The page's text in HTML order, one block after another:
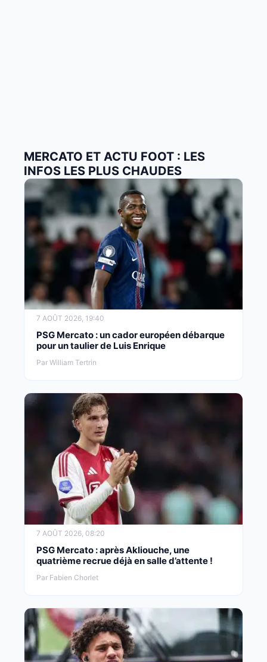
MERCATO ET ACTU FOOT : LES
INFOS LES PLUS CHAUDES
7 AOÛT 2026, 19:40
PSG Mercato : un cador européen débarque
pour un taulier de Luis Enrique
Par William Tertrin
7 AOÛT 2026, 08:20
PSG Mercato : après Akliouche, une
quatrième recrue déjà en salle d’attente !
Par Fabien Chorlet